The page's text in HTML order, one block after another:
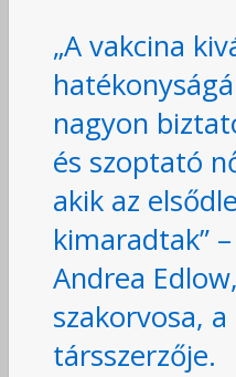
„A vakcina
nagyon
és szoptató
akik az
kimaradtak”
Andrea
szakorvosa,
társszerzője.